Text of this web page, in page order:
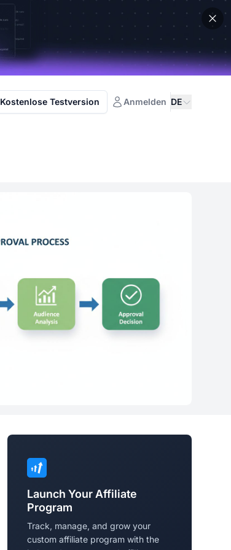
Kostenlose Testversion Anmelden DE
Launch Your Affiliate
Program
Track, manage, and grow your
custom affiliate program with the